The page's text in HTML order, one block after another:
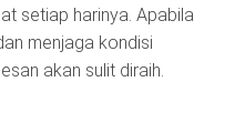
setiap harinya. Apabila
menjaga kondisi
akan sulit diraih.